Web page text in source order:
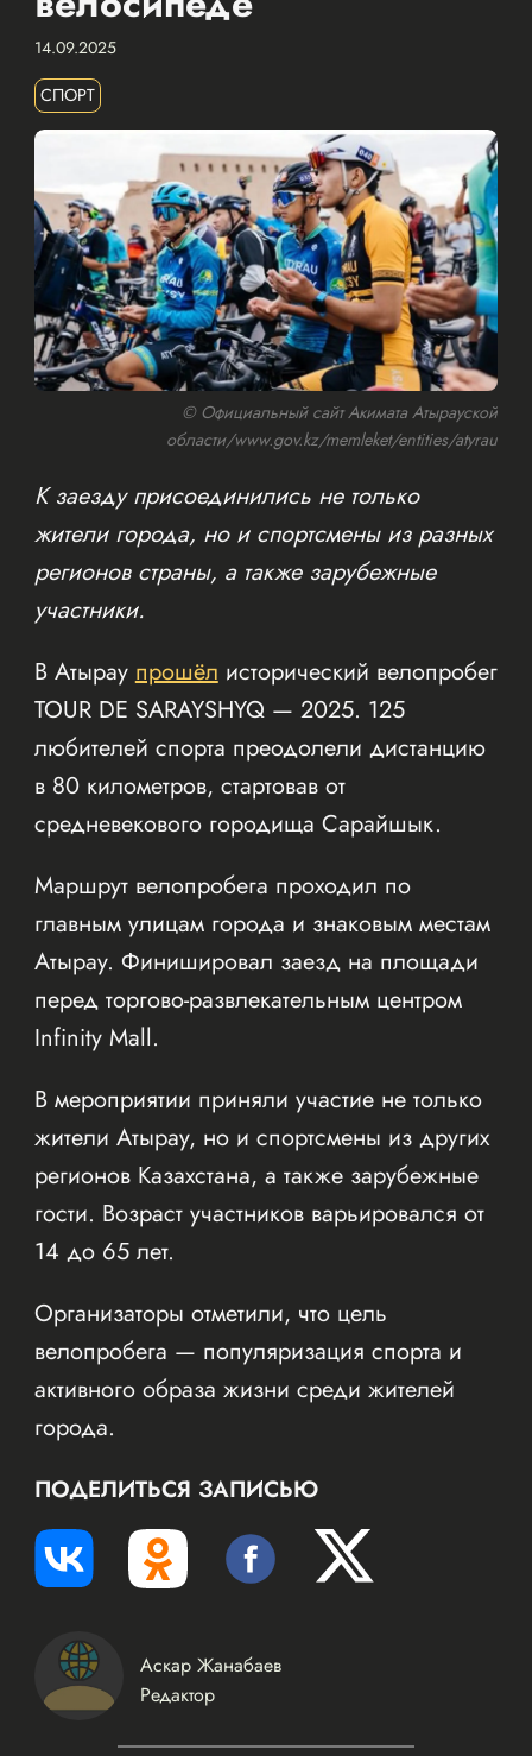
14.09.2025
СПОРТ
© Официальный сайт Акимата Атырауской
области/www.gov.kz/memleket/entities/atyrau
К заезду присоединились не только
жители города, но и спортсмены из разных
регионов страны, а также зарубежные
участники.
В Атырау прошёл исторический велопробег
TOUR DE SARAYSHYQ — 2025. 125
любителей спорта преодолели дистанцию
в 80 километров, стартовав от
средневекового городища Сарайшык.
Маршрут велопробега проходил по
главным улицам города и знаковым местам
Атырау. Финишировал заезд на площади
перед торгово-развлекательным центром
Infinity Mall.
В мероприятии приняли участие не только
жители Атырау, но и спортсмены из других
регионов Казахстана, а также зарубежные
гости. Возраст участников варьировался от
14 до 65 лет.
Организаторы отметили, что цель
велопробега — популяризация спорта и
активного образа жизни среди жителей
города.
ПОДЕЛИТЬСЯ ЗАПИСЬЮ
Аскар Жанабаев
Редактор